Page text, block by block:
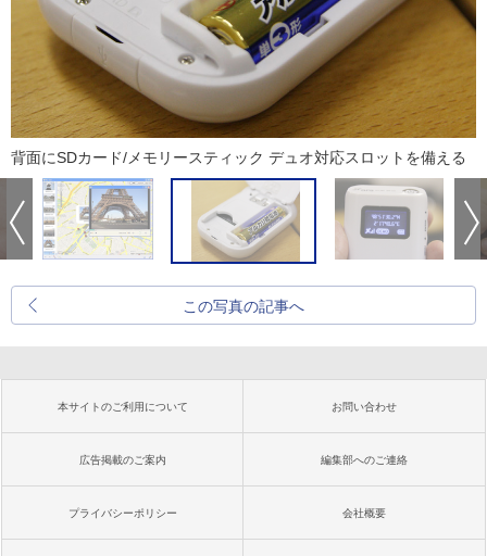
背面にSDカード/メモリースティック デュオ対応スロットを備える
この写真の記事へ
本サイトのご利用について お問い合わせ
広告掲載のご案内 編集部へのご連絡
プライバシーポリシー 会社概要